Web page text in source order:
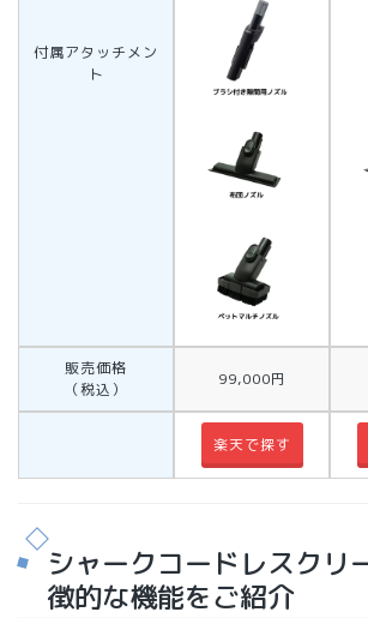
付属アタッチメン
ト
販売価格
（税込）
99,000円
楽天で探す
シャークコードレスクリ
徴的な機能をご紹介